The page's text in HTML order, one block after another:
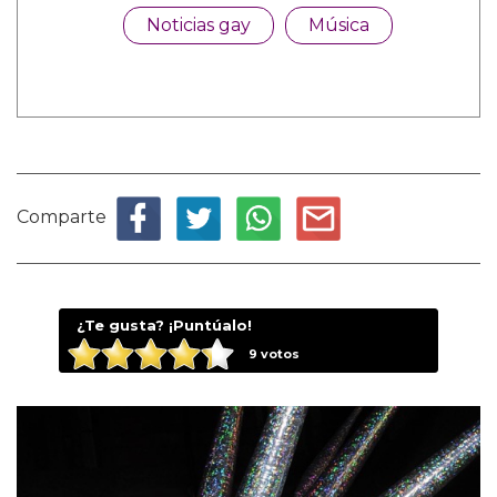
Noticias gay Música
Comparte
¿Te gusta? ¡Puntúalo!
9 votos